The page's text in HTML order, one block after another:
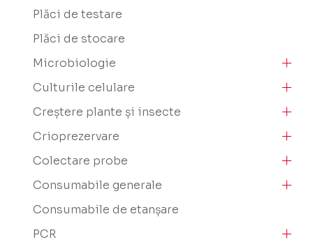
Plăci de testare
Plăci de stocare
Microbiologie
Culturile celulare
Creștere plante și insecte
Crioprezervare
Colectare probe
Consumabile generale
Consumabile de etanșare
PCR